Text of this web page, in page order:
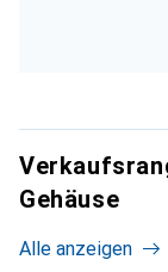
Gehäuse
Alle anzeigen